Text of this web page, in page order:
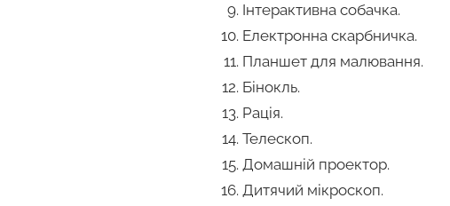
Інтерактивна собачка.
Електронна скарбничка.
Планшет для малювання.
Бінокль.
Рація.
Телескоп.
Домашній проектор.
Дитячий мікроскоп.